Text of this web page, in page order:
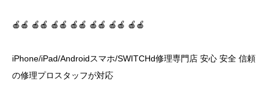
🍎🍎 🍎🍎 🍎🍎 🍎🍎 🍎🍎 🍎🍎 🍎🍎
iPhone/iPad/Androidスマホ/SWITCHd修理専門店 安心 安全 信頼
の修理プロスタッフが対応